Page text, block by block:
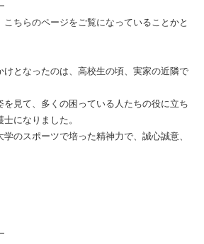
ちらのページをご覧になっていることかと
けとなったのは、高校生の頃、実家の近隣で
を見て、多くの困っている人たちの役に立ち
になりました。
のスポーツで培った精神力で、誠心誠意、